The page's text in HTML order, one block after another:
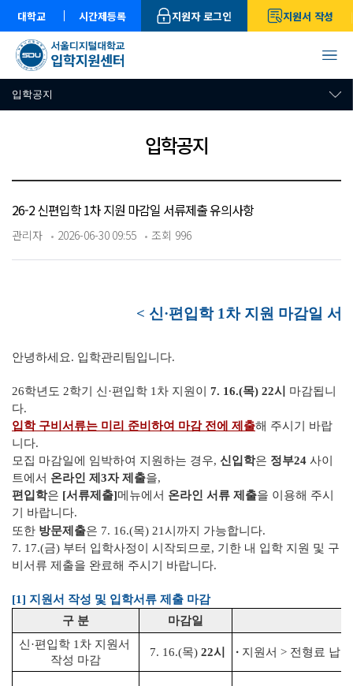
대학교 시간제등록 지원자 로그인 지원서 작성
입학공지
입학공지
26-2 신편입학 1차 지원 마감일 서류제출 유의사항
관리자 2026-06-30 09:55 조회 996
< 신·편입학 1차 지원 마감일 서
안녕하세요. 입학관리팀입니다.
26학년도 2학기 신·편입학 1차 지원이 7. 16.(목) 22시
마감됩니
다.
입학 구비서류는 미리 준비하여 마감 전에 제출해 주시기 바랍
니다.
모집 마감일에 임박하여 지원하는 경우, 신입학은 정부24 사이
트에서 온라인 제3자 제출을,
편입학은 [서류제출]메뉴에서 온라인 서류 제출을 이용해 주시
기 바랍니다.
또한 방문제출은 7. 16.(목) 21시까지 가능합니다.
7. 17.(금) 부터 입학사정이 시작되므로, 기한 내 입학 지원 및 구
비서류 제출을 완료해 주시기 바랍니다.
[1] 지원서 작성 및 입학서류 제출 마감
구 분
마감일
신·편입학 1차 지원서
작성 마감
7. 16.(목)22시 · 지원서 > 전형료 납